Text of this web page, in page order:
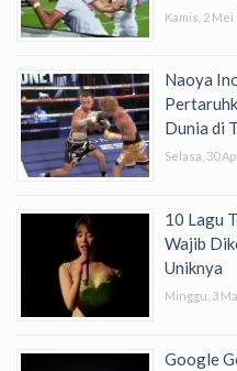
Kamis, 2 Mei
Naoya
Dunia di
Selasa, 30
10 Lagu
Wajib
Uniknya
Minggu, 3
Google